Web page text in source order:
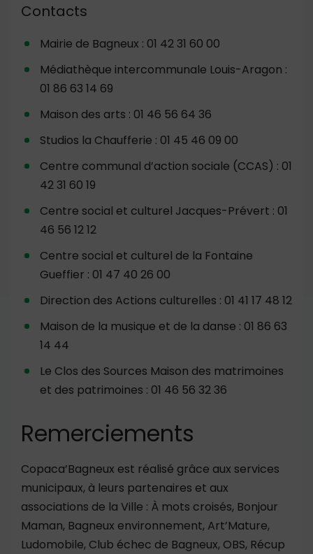
Contacts
Mairie de Bagneux : 01 42 31 60 00
Médiathèque intercommunale Louis-Aragon :
01 86 63 14 69
Maison des arts : 01 46 56 64 36
Studios la Chaufferie : 01 45 46 09 00
Centre communal d’action sociale (CCAS) : 01
42 31 60 19
Centre social et culturel Jacques-Prévert : 01
46 56 12 12
Centre social et culturel de la Fontaine
Gueffier : 01 47 40 26 00
Direction des Actions culturelles : 01 41 17 48 12
Maison de la musique et de la danse : 01 86 63
14 44
Le Clos des Sources Maison des matrimoines
et des patrimoines : 01 46 56 32 36
Remerciements
Copaca’Bagneux est réalisé grâce aux services
municipaux, à leurs partenaires et aux
associations de la Ville : À mots croisés, Bonjour
Maman, Bagneux environnement, Art’Mature,
Ludomobile, Club échec de Bagneux, OBS, Récup